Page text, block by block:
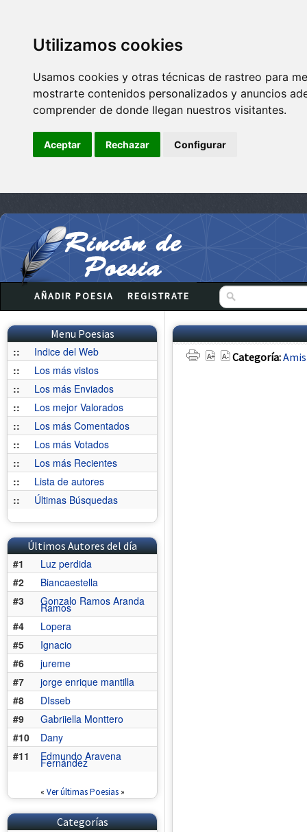
Utilizamos cookies
Usamos cookies y otras técnicas de rastreo para
mostrarte contenidos personalizados y anuncios
comprender de donde llegan nuestros visitantes.
Aceptar Rechazar Configurar
AÑADIR POESIA REGISTRATE
Menu Poesias
::
Indice del Web
::
Los más vistos
::
Los más Enviados
::
Los mejor Valorados
::
Los más Comentados
::
Los más Votados
::
Los más Recientes
::
Lista de autores
::
Últimas Búsquedas
Últimos Autores del día
#1
Luz perdida
#2
Biancaestella
#3
Gonzalo Ramos Aranda
Ramos
#4
Lopera
#5
Ignacio
#6
jureme
#7
jorge enrique mantilla
#8
DIsseb
#9
Gabriiella Monttero
#10
Dany
#11
Edmundo Aravena
Fernández
« Ver últimas Poesias»
Categorías
Categoría: